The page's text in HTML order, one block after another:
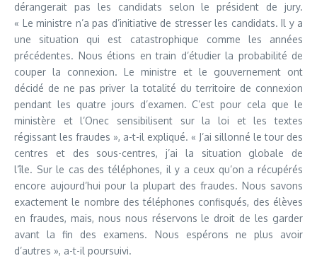
dérangerait pas les candidats selon le président de jury.
« Le ministre n’a pas d’initiative de stresser les candidats. Il y a
une situation qui est catastrophique comme les années
précédentes. Nous étions en train d’étudier la probabilité de
couper la connexion. Le ministre et le gouvernement ont
décidé de ne pas priver la totalité du territoire de connexion
pendant les quatre jours d’examen. C’est pour cela que le
ministère et l’Onec sensibilisent sur la loi et les textes
régissant les fraudes », a-t-il expliqué. « J’ai sillonné le tour des
centres et des sous-centres, j’ai la situation globale de
l’île. Sur le cas des téléphones, il y a ceux qu’on a récupérés
encore aujourd’hui pour la plupart des fraudes. Nous savons
exactement le nombre des téléphones confisqués, des élèves
en fraudes, mais, nous nous réservons le droit de les garder
avant la fin des examens. Nous espérons ne plus avoir
d’autres », a-t-il poursuivi.